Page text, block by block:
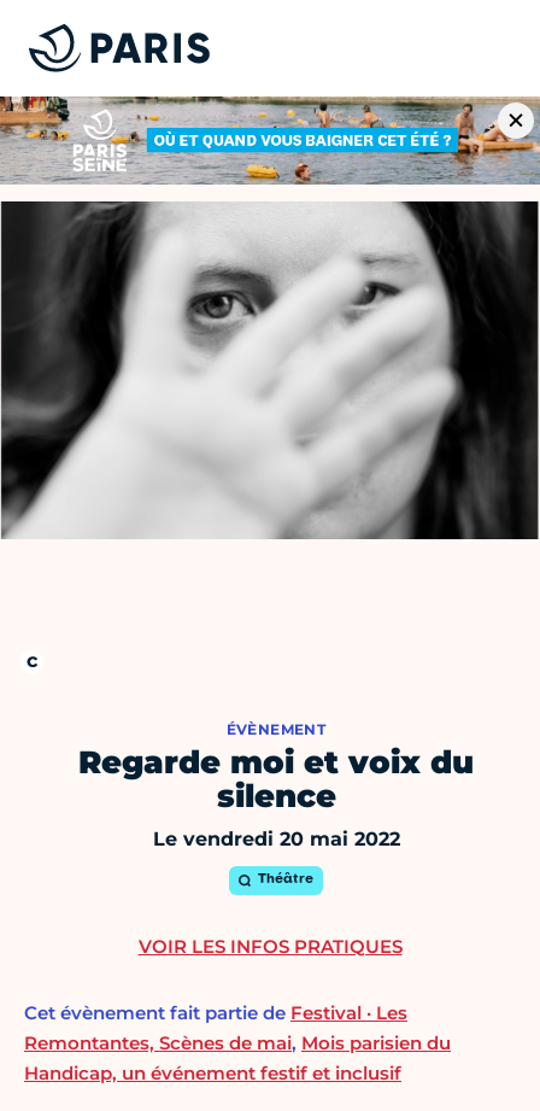
ÉVÈNEMENT
Regarde moi et voix du
silence
Le vendredi 20 mai 2022
Théâtre
Cet évènement fait partie de Festival · Les
Remontantes, Scènes de mai, Mois parisien du
Handicap, un événement festif et inclusif
VOIR LES INFOS PRATIQUES